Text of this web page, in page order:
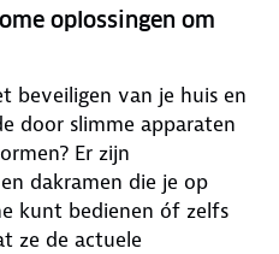
oplossingen om
beveiligen van je huis en
door slimme apparaten
Er zijn
dakramen die je op
kunt bedienen óf zelfs
ze de actuele